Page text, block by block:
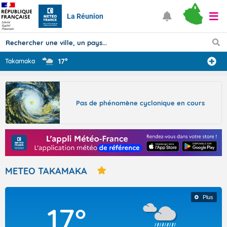
La Réunion
Prévisions
TOUS LES RÉSULTATS
Articles
Takamaka 17°
Pas de phénomène cyclonique en cours
METEO TAKAMAKA
Plus